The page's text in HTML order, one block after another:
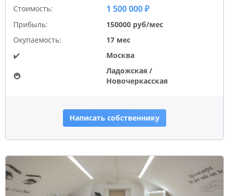
Стоимость: 1 500 000 ₽
Прибыль:
150000 руб/мес
Окупаемость:
17 мес
✔️
Москва
🚇
Ладожская /
Новочеркасская
Написать собственнику